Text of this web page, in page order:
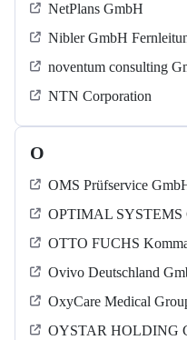
NetPlans GmbH
Nibler GmbH
noventum consulting
NTN Corporation
O
OMS Prüfservice
OPTIMAL SYSTEMS
OTTO FUCHS
Ovivo Deutschland
OxyCare Medical
OYSTAR HOLDING